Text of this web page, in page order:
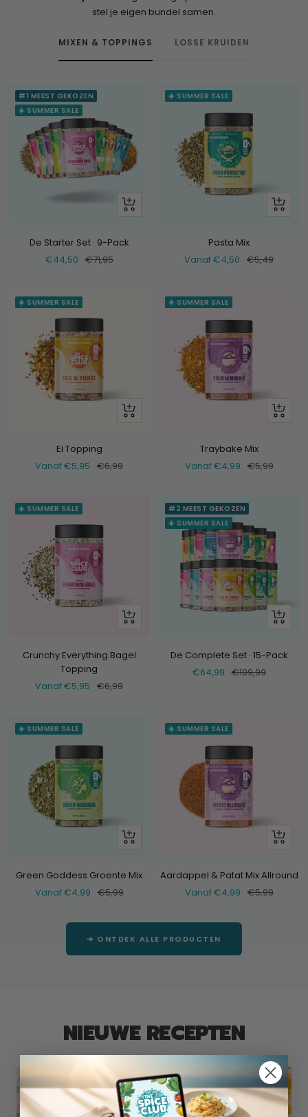
stel je eigen bundel samen.
MIXEN & TOPPINGS LOSSE KRUIDEN
#1 MEEST GEKOZEN
☀️ SUMMER SALE
+
De Starter Set · 9-Pack
Verkoopprijs
€44,50 Normale
€71,95
☀️ SUMMER SALE
Bekijk
Pasta Mix
Verkoopprijs
Vanaf €4,50 Normale
€5,49
☀️ SUMMER SALE
Bekijk
Ei Topping
Verkoopprijs
Vanaf €5,95 Normale
€6,99
☀️ SUMMER SALE
Bekijk
Traybake Mix
Verkoopprijs
Vanaf €4,99 Normale
€5,99
☀️ SUMMER SALE
Bekijk
Crunchy Everything Bagel
Topping
Verkoopprijs
Vanaf €5,95 Normale
€6,99
#2 MEEST GEKOZEN
☀️ SUMMER SALE
+
De Complete Set · 15-Pack
Verkoopprijs
€64,99 Normale
€109,99
☀️ SUMMER SALE
Bekijk
Green Goddess Groente Mix
Verkoopprijs
Vanaf €4,99 Normale
€5,99
☀️ SUMMER SALE
Bekijk
Aardappel & Patat Mix Allround
Verkoopprijs
Vanaf €4,99 Normale
€5,99
➔ ONTDEK ALLE PRODUCTEN
NIEUWE RECEPTEN